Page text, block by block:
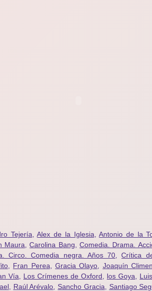
Tejería ,Alex de la Iglesia ,Antonio de la
Maura ,Carolina Bang ,Comedia. Drama.
Circo. Comedia negra. Años 70 ,Crítica
, Fran Perea Gracia Olayo Joaquín
Vía Los Crímenes de Oxford los Goya
, Raúl Arévalo Sancho Gracia Santiago